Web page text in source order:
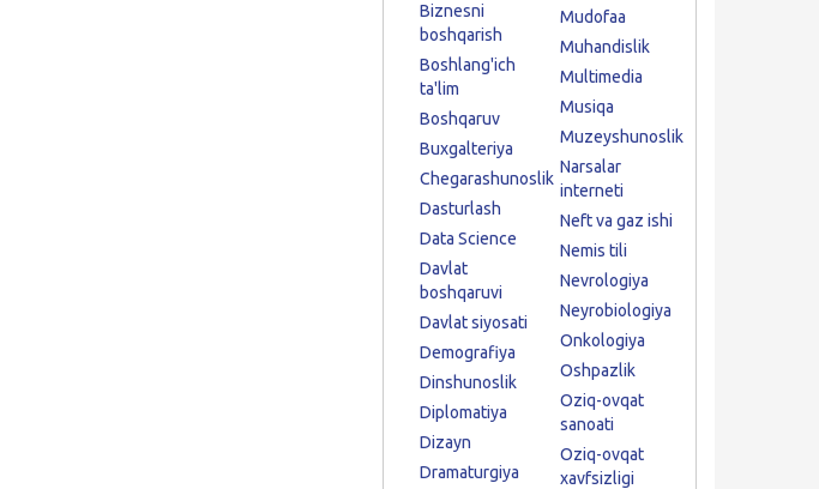
Biznesni
boshqarish
Boshlang'ich
ta'lim
Boshqaruv
Buxgalteriya
Chegarashunoslik
Dasturlash
Data Science
Davlat
boshqaruvi
Davlat siyosati
Demografiya
Dinshunoslik
Diplomatiya
Dizayn
Dramaturgiya
Mudofaa
Muhandislik
Multimedia
Musiqa
Muzeyshunoslik
Narsalar
interneti
Neft va gaz ishi
Nemis tili
Nevrologiya
Neyrobiologiya
Onkologiya
Oshpazlik
Oziq-ovqat
sanoati
Oziq-ovqat
xavfsizligi